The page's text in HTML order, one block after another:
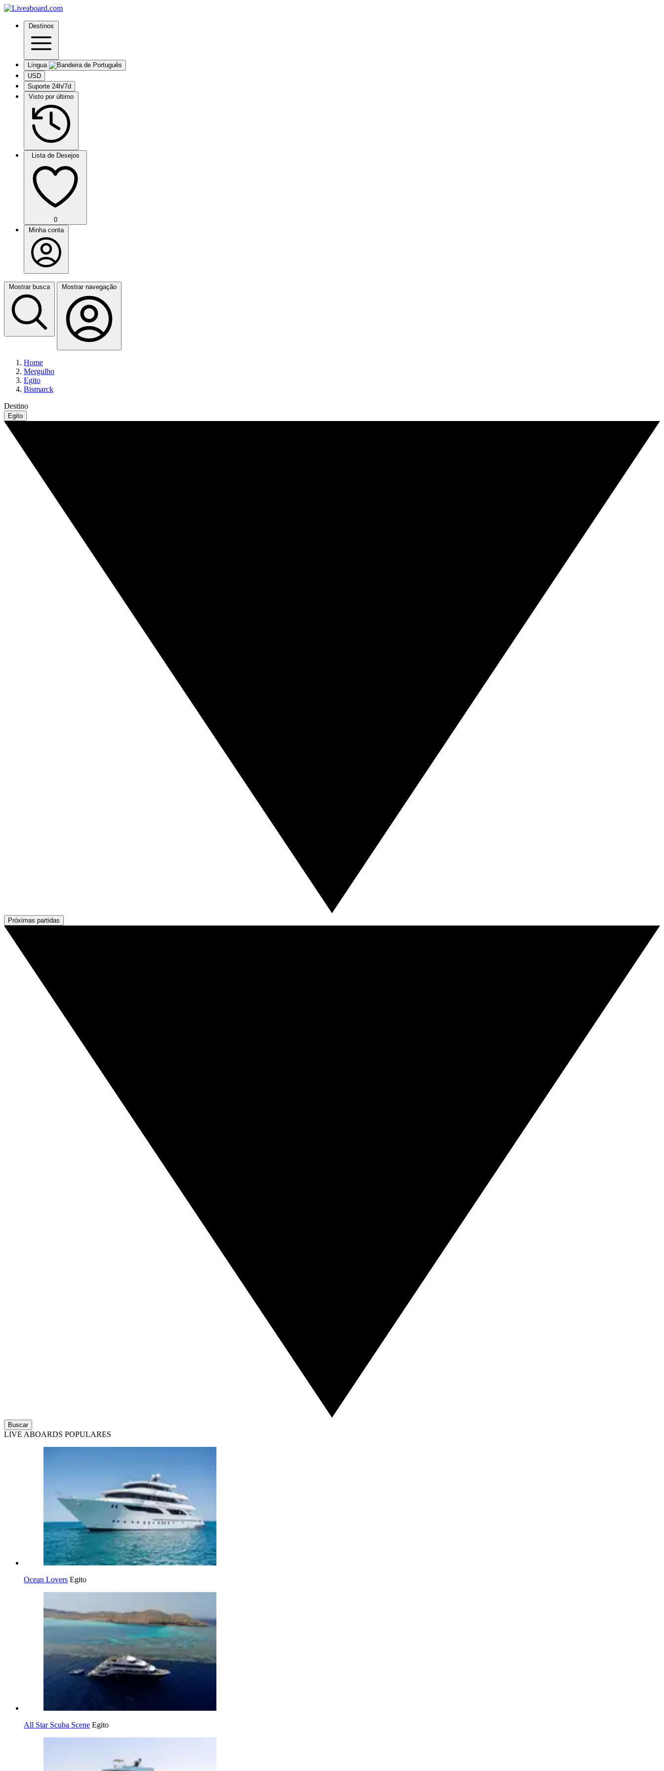
Destinos
Língua
USD
Suporte 24h/7d
Visto por último
Lista de Desejos
0
Minha conta
Mostrar busca Mostrar navegação
Home
Mergulho
Egito
Bismarck
Destino
Egito
Próximas partidas
Buscar
LIVE ABOARDS POPULARES
Ocean Lovers Egito
All Star Scuba Scene Egito